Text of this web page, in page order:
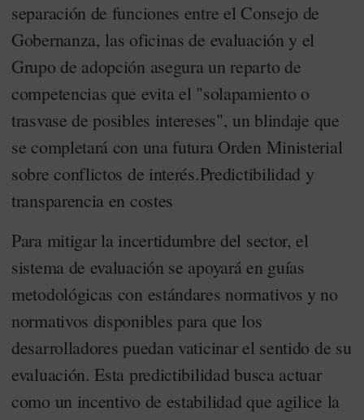
separación de funciones entre el Consejo de
Gobernanza, las oficinas de evaluación y el
Grupo de adopción asegura un reparto de
competencias que evita el "solapamiento o
trasvase de posibles intereses", un blindaje que
se completará con una futura Orden Ministerial
sobre conflictos de interés.Predictibilidad y
transparencia en costes
Para mitigar la incertidumbre del sector, el
sistema de evaluación se apoyará en guías
metodológicas con estándares normativos y no
normativos disponibles para que los
desarrolladores puedan vaticinar el sentido de su
evaluación. Esta predictibilidad busca actuar
como un incentivo de estabilidad que agilice la